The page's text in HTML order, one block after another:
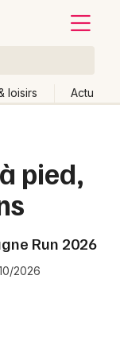
loisirs Actu
pied,
Run 2026
2026
Effacer les dates